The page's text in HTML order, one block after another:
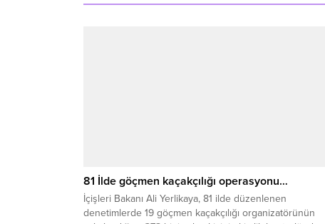
81 İlde göçmen kaçakçılığı operasyonu…
İçişleri Bakanı Ali Yerlikaya, 81 ilde düzenlenen
denetimlerde 19 göçmen kaçakçılığı organizatörünün